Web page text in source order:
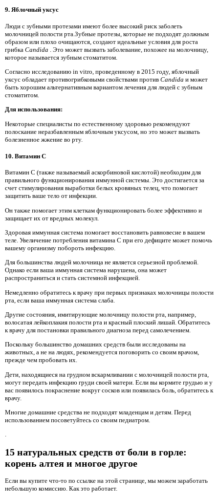
9. Яблочный уксус
Люди с зубными протезами имеют более высокий риск заболеть
молочницей полости рта.Зубные протезы, которые не подходят должным
образом или плохо очищаются, создают идеальные условия для роста
грибка Candida
. Это может вызвать заболевание, похожее на молочницу,
которое называется зубным стоматитом.
Согласно исследованию in vitro, проведенному в 2015 году, яблочный
уксус обладает противогрибковыми свойствами против Candida и может
быть хорошим альтернативным вариантом лечения для людей с зубным
стоматитом.
Для использования:
Некоторые специалисты по естественному здоровью рекомендуют
полоскание неразбавленным яблочным уксусом, но это может вызвать
болезненное жжение во рту.
10. Витамин C
Витамин C (также называемый аскорбиновой кислотой) необходим для
правильного функционирования иммунной системы. Это достигается за
счет стимулирования выработки белых кровяных телец, что помогает
защитить ваше тело от инфекции.
Он также помогает этим клеткам функционировать более эффективно и
защищает их от вредных молекул.
Здоровая иммунная система помогает восстановить равновесие в вашем
теле. Увеличение потребления витамина С при его дефиците может помочь
вашему организму побороть инфекцию.
Для большинства людей молочница не является серьезной проблемой.
Однако если ваша иммунная система нарушена, она может
распространиться и стать системной инфекцией.
Немедленно обратитесь к врачу при первых признаках молочницы полости
рта, если ваша иммунная система слаба.
Другие состояния, имитирующие молочницу полости рта, например,
волосатая лейкоплакия полости рта и красный плоский лишай. Обратитесь
к врачу для постановки правильного диагноза перед самолечением.
Поскольку большинство домашних средств были исследованы на
животных, а не на людях, рекомендуется поговорить со своим врачом,
прежде чем пробовать их.
Дети, находящиеся на грудном вскармливании с молочницей полости рта,
могут передать инфекцию груди своей матери. Если вы кормите грудью и у
вас появилось покраснение вокруг сосков или появилась боль, обратитесь к
врачу.
Многие домашние средства не подходят младенцам и детям. Перед
использованием посоветуйтесь со своим педиатром.
.
15 натуральных средств от боли в горле:
корень алтея и многое другое
Если вы купите что-то по ссылке на этой странице, мы можем заработать
небольшую комиссию. Как это работает.